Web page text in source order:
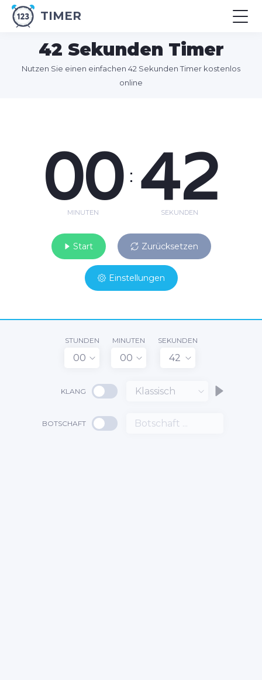
TIMER
42 Sekunden Timer
Nutzen Sie einen einfachen 42 Sekunden Timer kostenlos
online
00
MINUTEN
: 42
SEKUNDEN
Start Zurücksetzen
Einstellungen
STUNDEN
00
MINUTEN
00
SEKUNDEN
42
KLANG Klassisch
BOTSCHAFT